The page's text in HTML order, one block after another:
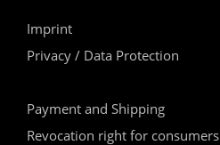
Imprint
Privacy / Data Protection
Payment and Shipping
Revocation right for consumers